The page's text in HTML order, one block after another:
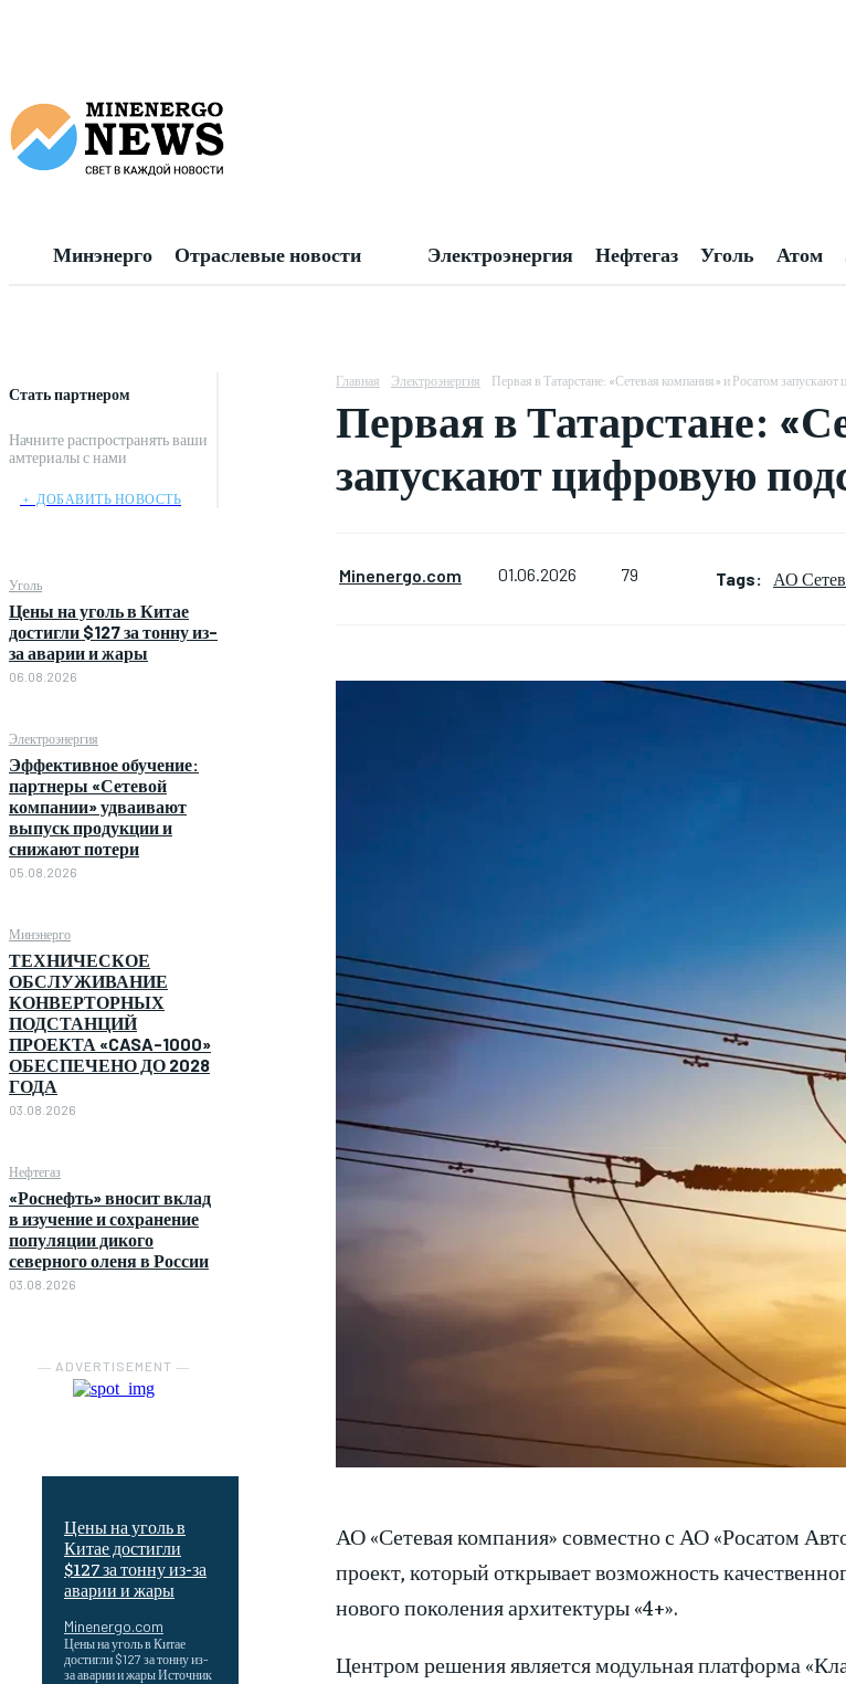
Минэнерго Отраслевые новости Электроэнергия Нефтегаз Уголь Атом
Стать партнером
Начните распространять ваши
амтериалы с нами
﹢ ДОБАВИТЬ НОВОСТЬ
Уголь
Цены на уголь в Китае
достигли $127 за тонну из-
за аварии и жары
06.08.2026
Электроэнергия
Эффективное обучение:
партнеры «Сетевой
компании» удваивают
выпуск продукции и
снижают потери
05.08.2026
Минэнерго
ТЕХНИЧЕСКОЕ
ОБСЛУЖИВАНИЕ
КОНВЕРТОРНЫХ
ПОДСТАНЦИЙ
ПРОЕКТА «CASA-1000»
ОБЕСПЕЧЕНО ДО 2028
ГОДА
03.08.2026
Нефтегаз
«Роснефть» вносит вклад
в изучение и сохранение
популяции дикого
северного оленя в России
03.08.2026
― ADVERTISEMENT ―
Цены на уголь в
Китае достигли
$127 за тонну из-за
аварии и жары
Minenergo.com
Цены на уголь в Китае
достигли $127 за тонну из-
за аварии и жары Источник
Главная Электроэнергия Первая в Татарстане: «Сетевая компания» и Росатом
Первая в Татарстане:
запускают цифровую
Minenergo.com 01.06.2026 79 Tags: АО
АО «Сетевая компания» совместно с АО «Росатом
проект, который открывает возможность
нового поколения архитектуры «4+».
Центром решения является модульная платформа